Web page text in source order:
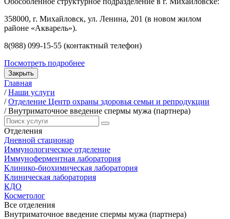
358000, г. Михайловск, ул. Ленина, 201 (в новом жилом
районе «Акварель»).
8(988) 099-15-55 (контактный телефон)
Посмотреть подробнее
Закрыть
Главная
/ Наши услуги
/ Отделение Центр охраны здоровья семьи и репродукции
/ Внутриматочное введение спермы мужа (партнера)
Отделения
Дневной стационар
Иммунологическое отделение
Иммуноферментная лаборатория
Клинико-биохимическая лаборатория
Клиническая лаборатория
КДО
Косметолог
Все отделения
Внутриматочное введение спермы мужа (партнера)